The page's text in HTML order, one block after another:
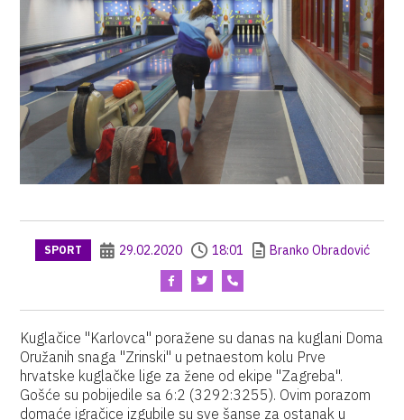
SPORT 29.02.2020 18:01 Branko Obradović
Kuglačice "Karlovca" poražene su danas na kuglani Doma
Oružanih snaga "Zrinski" u petnaestom kolu Prve
hrvatske kuglačke lige za žene od ekipe "Zagreba".
Gošće su pobijedile sa 6:2 (3292:3255). Ovim porazom
domaće igračice izgubile su sve šanse za ostanak u